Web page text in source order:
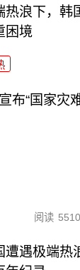
热浪下，韩
困境
“国家灾
阅读 5510
遭遇极端热